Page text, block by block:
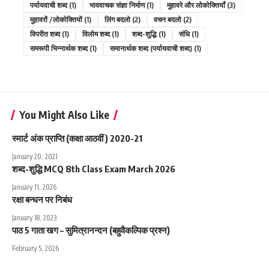
पर्यायवाची शब्द(1) भाववाचक संज्ञा निर्माण(1) मुहावरे और लोकोक्तियाँ(3)
मुहावरों /लोकोक्तियों(1) लिंग बदलो(2) वचन बदलो(2)
विपरीत शब्द(1) विलोम शब्द(1) शब्द-शुद्धि(1) संधि(1)
समरूपी भिन्नार्थक शब्द(1) समानार्थक शब्द (पर्यायवाची शब्द) (1)
You Might Also Like
स्मार्ट अंक प्राप्ति (कक्षा आठवीं ) 2020-21
January 20, 2021
शब्द-शुद्धि MCQ 8th Class Exam March 2026
January 11, 2026
रक्षा बन्धन पर निबंध
January 18, 2023
पाठ 5 गाता खग – सुमित्रानन्दन (बहुवैकल्पिक प्रश्न)
February 5, 2026